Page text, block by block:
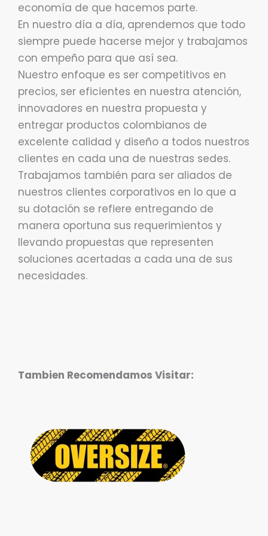
economía de que hacemos parte.
En nuestro día a día, aprendemos que todo
siempre puede hacerse mejor y trabajamos
con empeño para que así sea.
Nuestro enfoque es ser competitivos en
precios, ser eficientes en nuestra atención,
innovadores en nuestra propuesta y
entregar productos colombianos de
excelente calidad y diseño a todos nuestros
clientes en cada una de nuestras sedes.
Trabajamos también para ser aliados de
nuestros clientes corporativos en lo que a
su dotación se refiere entregando de
manera oportuna sus requerimientos y
llevando propuestas que representen
soluciones acertadas a cada una de sus
necesidades.
Tambien Recomendamos Visitar: